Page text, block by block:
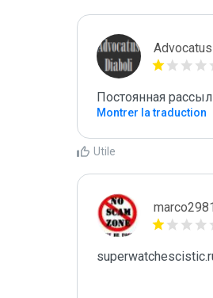
Постоянная
Montrer la traduction
Utile